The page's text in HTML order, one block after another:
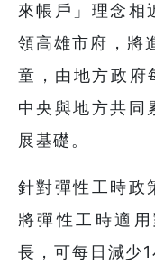
來帳戶」理念相
領高雄市府，將
童，由地方政府
中央與地方共同
展基礎。
針對彈性工時政
將彈性工時適
長，可每日減少